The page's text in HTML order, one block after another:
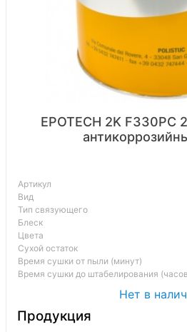
EPOTECH 2K F330PC
Артикул
Вид
Тип связующего
Блеск
Цвета
Сухой остаток
Время сушки от пыли (минут)
Время сушки до штабелирования
Нет в
Продукция